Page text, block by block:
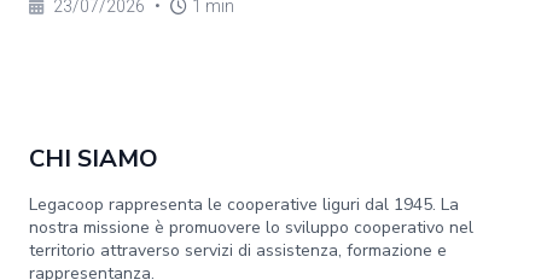
23/07/2026 • 1 min
CHI SIAMO
Legacoop rappresenta le cooperative liguri dal 1945. La
nostra missione è promuovere lo sviluppo cooperativo nel
territorio attraverso servizi di assistenza, formazione e
rappresentanza.